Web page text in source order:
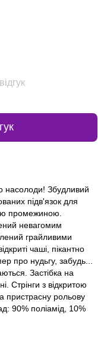
насолоди! Збудливий
підв'язок для
промежиною.
невагомим
грайливими
чаші, пікантно
про нудьгу, забудь...
Застібка на
Стрінги з відкритою
пристрасну рольову
90% поліамід, 10%